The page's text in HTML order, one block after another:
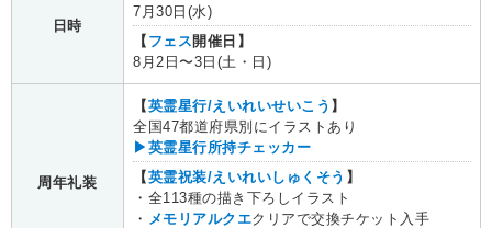
日時
7月30日(水)
【 フェス 開催日】
8月2日〜3日(土・日)
周年礼装
【英霊星行/えいれいせいこう 】
全国47都道府県別にイラストあり
▶英霊星行所持チェッカー
【英霊祝装/えいれいしゅくそう 】
・全113種の描き下ろしイラスト
・ メモリアルクエクリアで交換チケット入手